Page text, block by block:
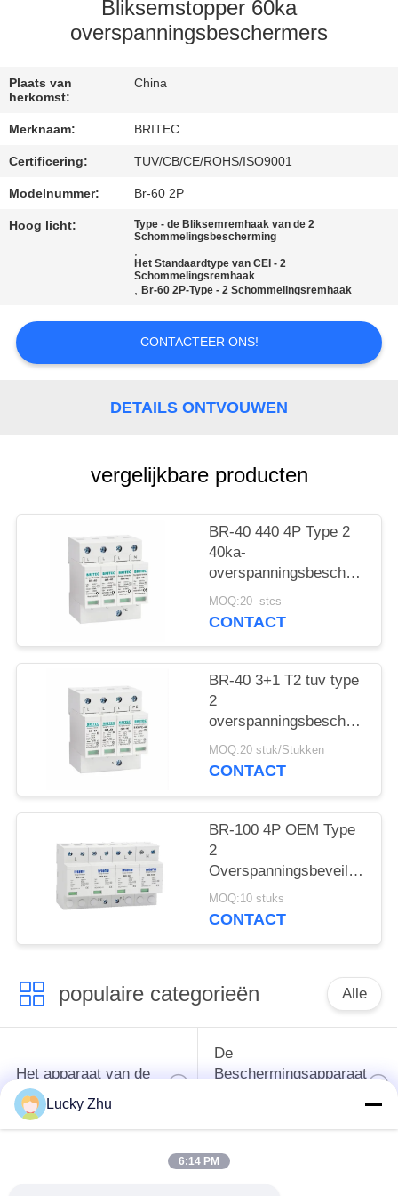
NIEUWS
GEVALLEN
VR
SITEMAP
PRIVACYBELEID
Bliksemstopper 60ka
overspanningsbeschermers
Plaats van
herkomst:
China
Merknaam: BRITEC
Certificering: TUV/CB/CE/ROHS/ISO9001
Modelnummer: Br-60 2P
Hoog licht:
Type - de Bliksemremhaak van de 2
Schommelingsbescherming
,
Het Standaardtype van CEI - 2
Schommelingsremhaak
,Br-60 2P-Type - 2 Schommelingsremhaak
CONTACTEER ONS!
DETAILS ONTVOUWEN
vergelijkbare producten
BR-40 440 4P Type 2
40ka-
SPD T2 Power
Protection arrester
overspanningen 440V
Overspanningsbeschermer
spd Type 2
MOQ:20 -stcs
CONTACT
BR-40 3+1 T2 tuv type
2
Overspanningsarrestor
bliksemarrestor
SPD AC DC
Overspanningsbescherming
spd
MOQ:20 stuk/Stukken
CONTACT
BR-100 4P OEM Type
2
Overspanningsbeveiliging
385v
overspanningsbeveiliging
MOQ:10 stuks
CONTACT
populaire categorieën Alle
Het apparaat van de
schommelingsbescherming
De
Beschermingsapparaat
Type van
Lucky Zhu
6:14 PM